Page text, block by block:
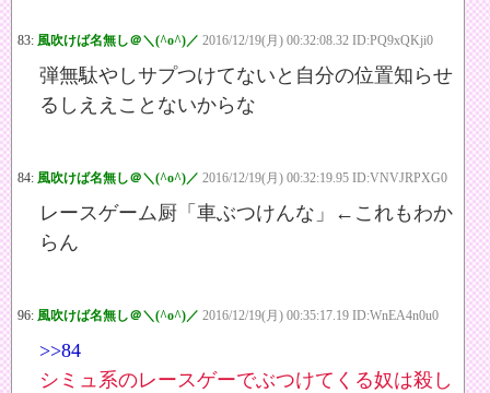
83: 風吹けば名無し＠＼(^o^)／ 2016/12/19(月) 00:32:08.32 ID:PQ9xQKji0
弾無駄やしサプつけてないと自分の位置知らせ
るしええことないからな
84: 風吹けば名無し＠＼(^o^)／ 2016/12/19(月) 00:32:19.95 ID:VNVJRPXG0
レースゲーム厨「車ぶつけんな」←これもわか
らん
96: 風吹けば名無し＠＼(^o^)／ 2016/12/19(月) 00:35:17.19 ID:WnEA4n0u0
>>84
シミュ系のレースゲーでぶつけてくる奴は殺し